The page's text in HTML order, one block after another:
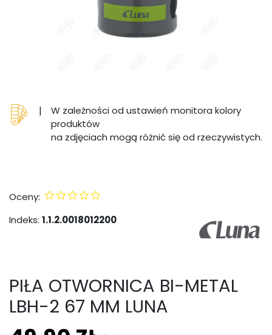
|
W zależności od ustawień monitora kolory
produktów
na zdjęciach mogą różnić się od rzeczywistych.
Oceny:
Indeks: 1.1.2.0018012200
PIŁA OTWORNICA BI-METAL
LBH-2 67 MM LUNA